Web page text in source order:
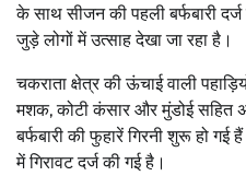
के साथ सीजन की पहली बर्फबारी
जुड़े लोगों में उत्साह देखा जा रहा है।
चकराता क्षेत्र की ऊंचाई वाली
मशक, कोटी कंसार और मुंडोई सहित
बर्फबारी की फुहारें गिरनी शुरू हो गई
में गिरावट दर्ज की गई है।